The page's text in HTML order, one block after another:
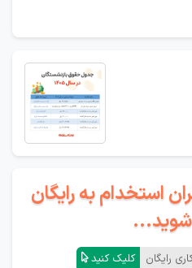
استخدام به رایگان
رایگان کلیک کنید